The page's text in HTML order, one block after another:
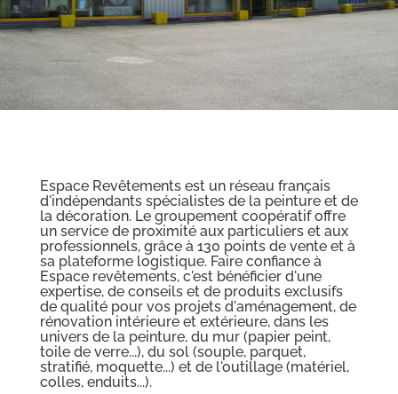
Espace Revêtements est un réseau français
d'indépendants spécialistes de la peinture et de
la décoration. Le groupement coopératif offre
un service de proximité aux particuliers et aux
professionnels, grâce à 130 points de vente et à
sa plateforme logistique. Faire confiance à
Espace revêtements, c'est bénéficier d'une
expertise, de conseils et de produits exclusifs
de qualité pour vos projets d'aménagement, de
rénovation intérieure et extérieure, dans les
univers de la peinture, du mur (papier peint,
toile de verre...), du sol (souple, parquet,
stratifié, moquette...) et de l'outillage (matériel,
colles, enduits...).